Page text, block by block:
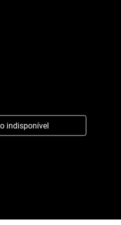
indisponível